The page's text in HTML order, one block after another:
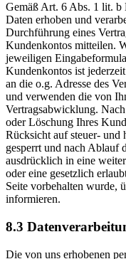
Gemäß Art. 6 Abs. 1 lit. b
Daten erhoben und
Durchführung eines
Kundenkontos mitteilen.
jeweiligen
Kundenkontos ist
an die o.g. Adresse des
und verwenden die von
Vertragsabwicklung.
oder Löschung Ihres
Rücksicht auf steuer- und
gesperrt und nach Ablauf
ausdrücklich in eine
oder eine gesetzlich
Seite vorbehalten wurde,
informieren.
8.3
Die von uns erhobenen